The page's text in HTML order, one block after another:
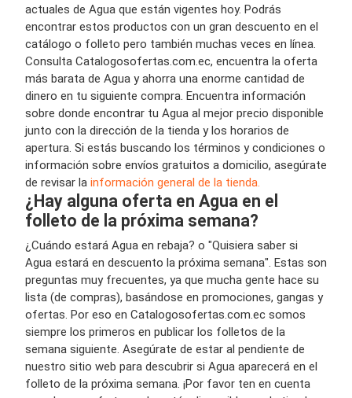
actuales de Agua que están vigentes hoy. Podrás
encontrar estos productos con un gran descuento en el
catálogo o folleto pero también muchas veces en línea.
Consulta Catalogosofertas.com.ec, encuentra la oferta
más barata de Agua y ahorra una enorme cantidad de
dinero en tu siguiente compra. Encuentra información
sobre donde encontrar tu Agua al mejor precio disponible
junto con la dirección de la tienda y los horarios de
apertura. Si estás buscando los términos y condiciones o
información sobre envíos gratuitos a domicilio, asegúrate
de revisar la información general de la tienda.
¿Hay alguna oferta en Agua en el
folleto de la próxima semana?
¿Cuándo estará Agua en rebaja? o "Quisiera saber si
Agua estará en descuento la próxima semana". Estas son
preguntas muy frecuentes, ya que mucha gente hace su
lista (de compras), basándose en promociones, gangas y
ofertas. Por eso en Catalogosofertas.com.ec somos
siempre los primeros en publicar los folletos de la
semana siguiente. Asegúrate de estar al pendiente de
nuestro sitio web para descubrir si Agua aparecerá en el
folleto de la próxima semana. ¡Por favor ten en cuenta